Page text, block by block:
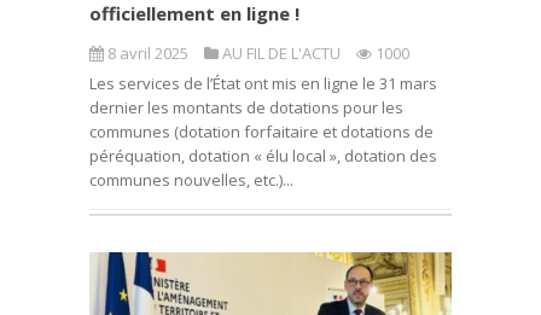
officiellement en ligne !
8 avril 2025 AU FIL DE L'ACTU
1000
Les services de l’État ont mis en ligne le 31 mars
dernier les montants de dotations pour les
communes (dotation forfaitaire et dotations de
péréquation, dotation « élu local », dotation des
communes nouvelles, etc.)...